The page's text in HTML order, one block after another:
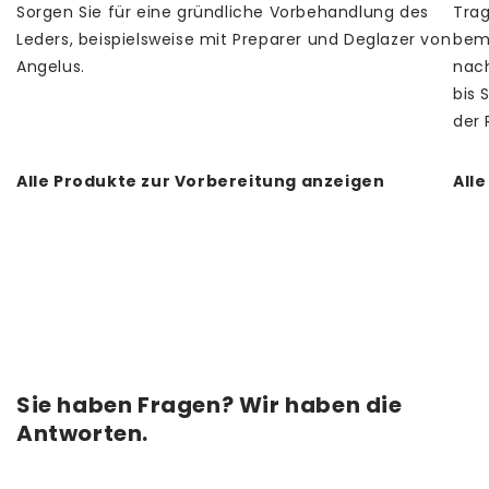
Sorgen Sie für eine gründliche Vorbehandlung des
Leders, beispielsweise mit Preparer und Deglazer von
Angelus.
Alle Produkte zur Vorbereitung anzeigen
bis
der
Sie haben Fragen? Wir haben die
Antworten.